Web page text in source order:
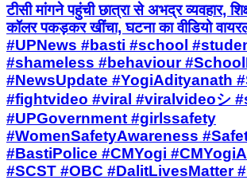
टीसी मांगने पहुंची छात्रा से अभद्र व्यवहार,
कॉलर पकड़कर खींचा, घटना का वीडियो
#UPNews #basti #school
#shameless #behaviour
#NewsUpdate #YogiAdityanath
#fightvideo #viral #viralvideoシ
#UPGovernment #girlssafety
#WomenSafetyAwareness
#BastiPolice #CMYogi
#SCST #OBC #DalitLivesMatter